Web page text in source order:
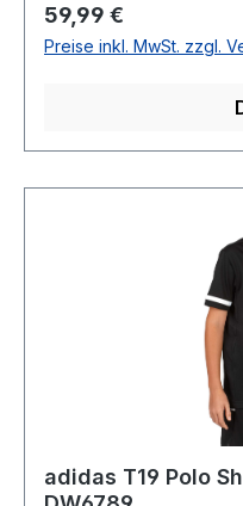
Regulärer Preis:
59,99 €
Preise inkl. MwSt. zzgl.
adidas T19 Polo